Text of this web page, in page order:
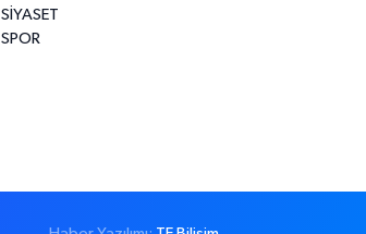
SİYASET
SPOR